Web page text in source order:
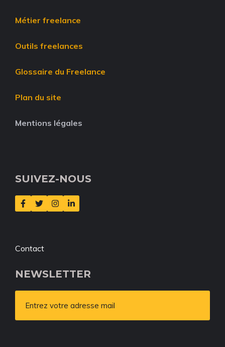
Métier freelance
Outils freelances
Glossaire du Freelance
Plan du site
Mentions légales
SUIVEZ-NOUS
Contact
NEWSLETTER
Entrez votre adresse mail